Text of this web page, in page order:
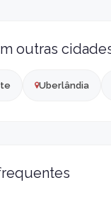
outras
Uberlândia